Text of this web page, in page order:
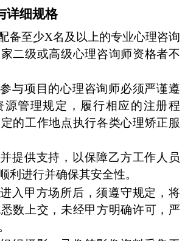
详细规格
备至少X名及以上的专业心理咨询
二级或高级心理咨询师资格者不
与项目的心理咨询师必须严谨遵
源管理规定，履行相应的注册程
的工作地点执行各类心理矫正服
提供支持，以保障乙方工作人员
利进行并确保其安全性。
入甲方场所后，须遵守规定，将
数上交，未经甲方明确许可，严